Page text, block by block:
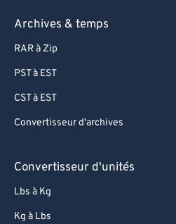
Archives & temps
RAR à Zip
PST à EST
CST à EST
Convertisseur d'archives
Convertisseur d'unités
Lbs à Kg
Kg à Lbs